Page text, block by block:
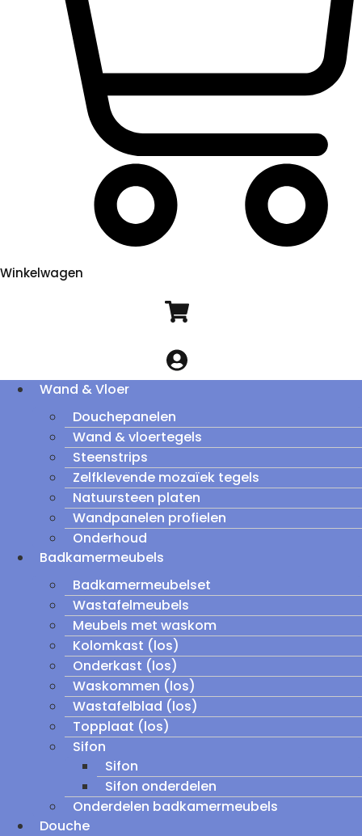
Winkelwagen
Wand & Vloer
Douchepanelen
Wand & vloertegels
Steenstrips
Zelfklevende mozaïek tegels
Natuursteen platen
Wandpanelen profielen
Onderhoud
Badkamermeubels
Badkamermeubelset
Wastafelmeubels
Meubels met waskom
Kolomkast (los)
Onderkast (los)
Waskommen (los)
Wastafelblad (los)
Topplaat (los)
Sifon
Sifon
Sifon onderdelen
Onderdelen badkamermeubels
Douche